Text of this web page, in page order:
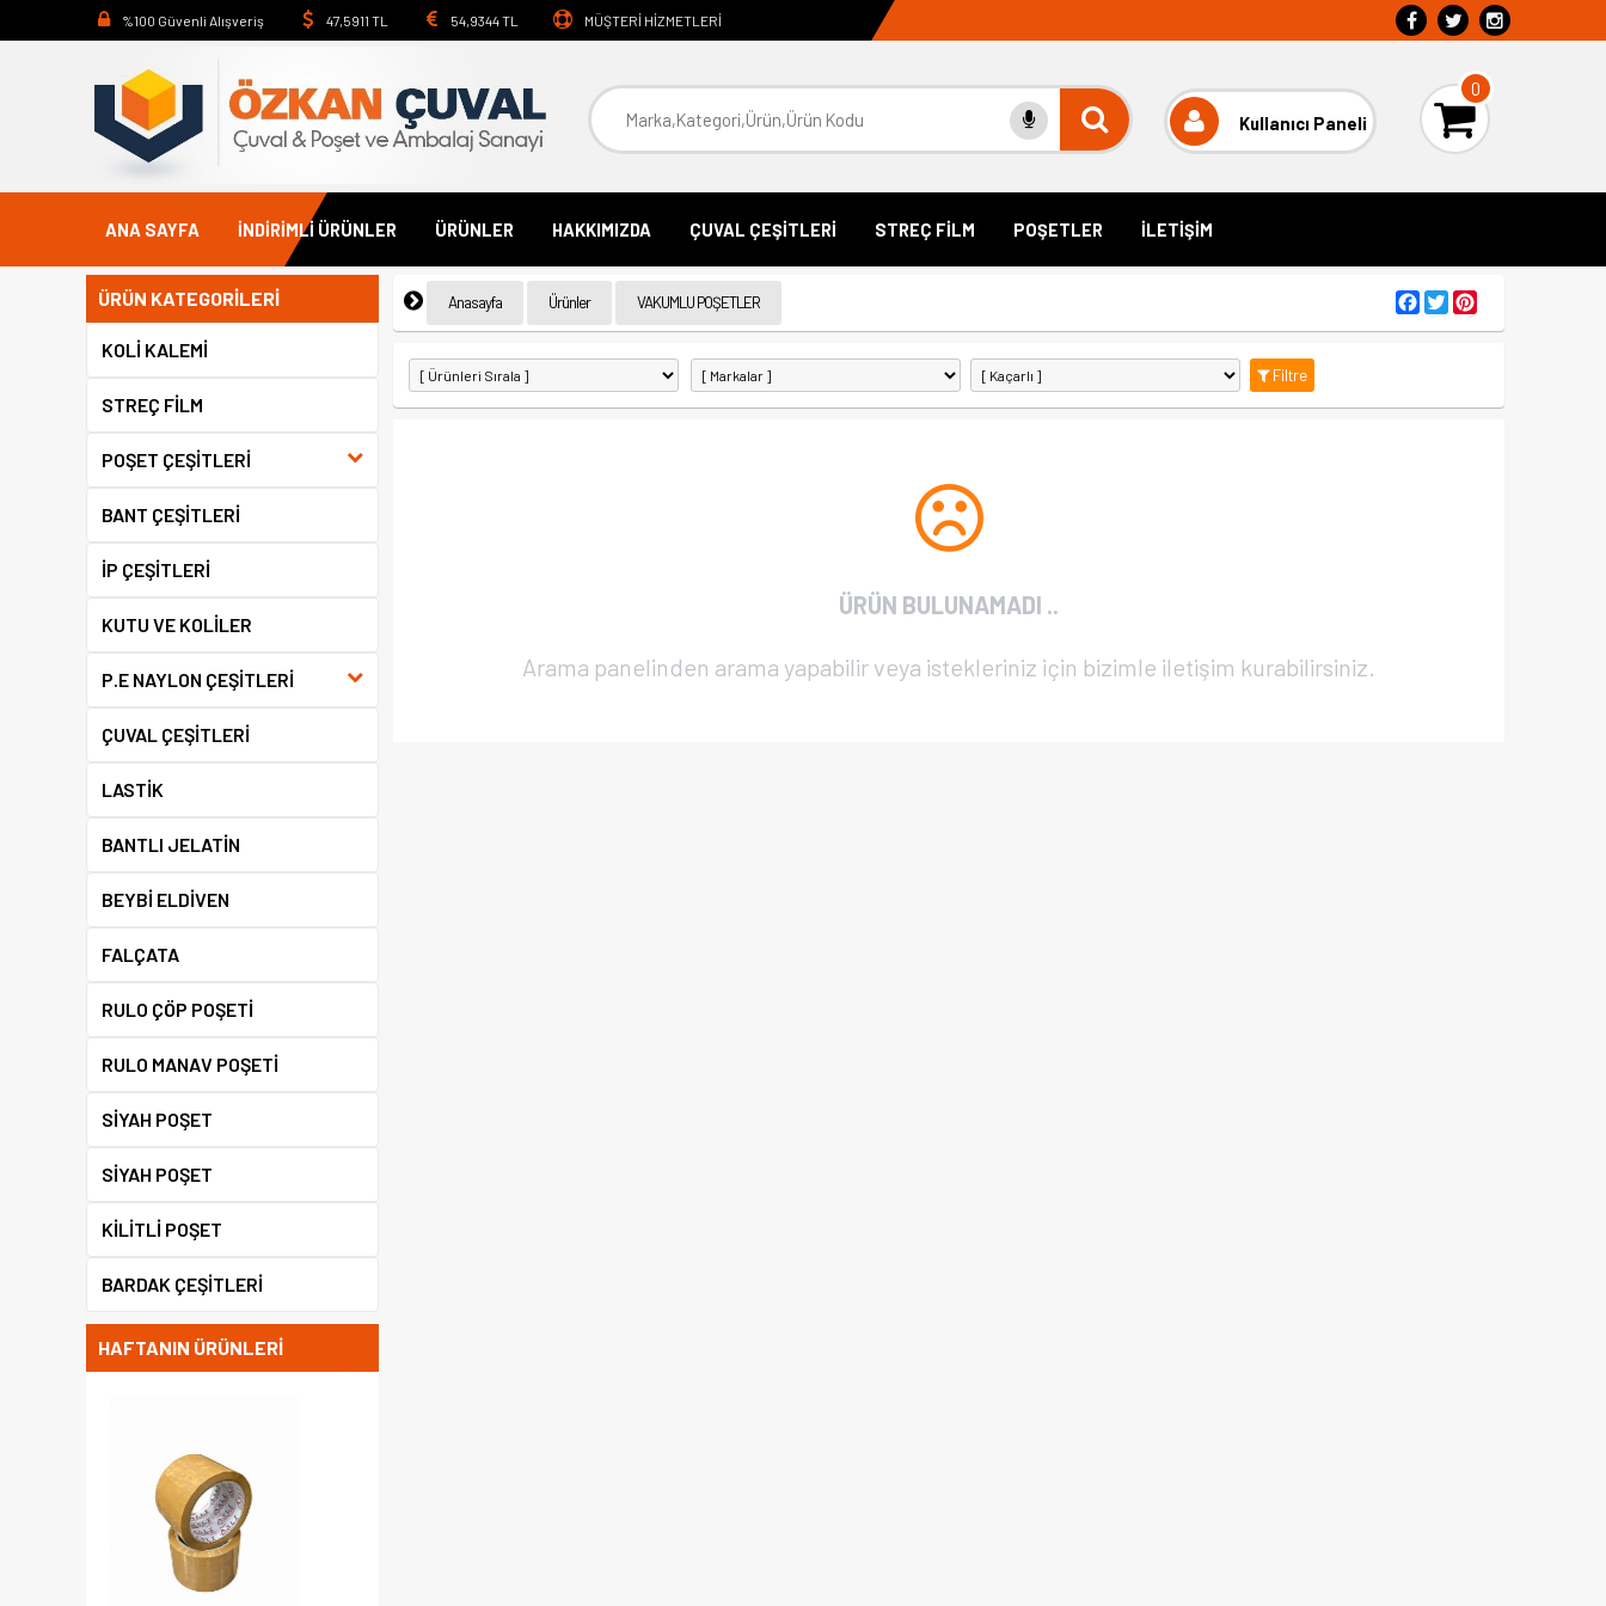
%100 Güvenli Alışveriş 47,5911 TL 54,9344 TL MÜŞTERİ HİZMETLERİ
Kullanıcı Paneli
0
ANA SAYFA İNDİRİMLİ ÜRÜNLER ÜRÜNLER HAKKIMIZDA ÇUVAL ÇEŞİTLERİ STREÇ FİLM POŞETLER İLETİŞİM
ÜRÜN KATEGORİLERİ
KOLİ KALEMİ
STREÇ FİLM
POŞET ÇEŞİTLERİ
BANT ÇEŞİTLERİ
İP ÇEŞİTLERİ
KUTU VE KOLİLER
P.E NAYLON ÇEŞİTLERİ
ÇUVAL ÇEŞİTLERİ
LASTİK
BANTLI JELATİN
BEYBİ ELDİVEN
FALÇATA
RULO ÇÖP POŞETİ
RULO MANAV POŞETİ
SİYAH POŞET
SİYAH POŞET
KILITLI POŞET
BARDAK ÇEŞİTLERİ
HAFTANIN ÜRÜNLERİ
Anasayfa Ürünler VAKUMLU POŞETLER Facebook
Twitter
Filtre
ÜRÜN BULUNAMADI ..
Arama panelinden arama yapabilir veya istekleriniz için bizimle iletişim kurabilirsiniz.